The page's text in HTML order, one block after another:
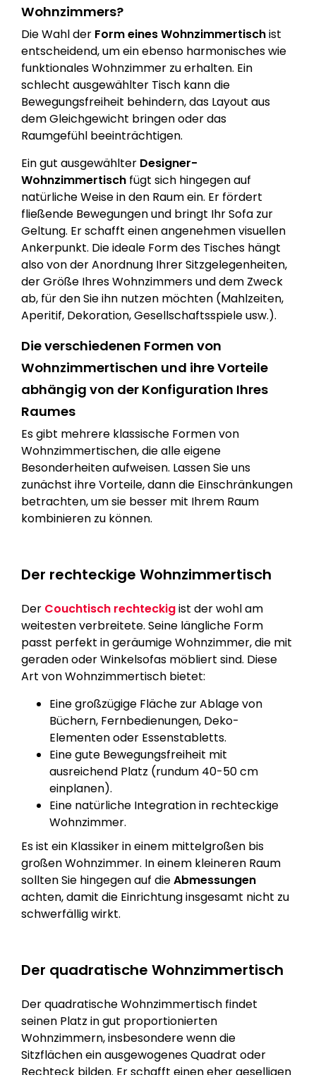
Wohnzimmers?
Die Wahl der Form eines Wohnzimmertischist
entscheidend, um ein ebenso harmonisches wie
funktionales Wohnzimmer zu erhalten. Ein
schlecht ausgewählter Tisch kann die
Bewegungsfreiheit behindern, das Layout aus
dem Gleichgewicht bringen oder das
Raumgefühl beeinträchtigen.
Ein gut ausgewählter Designer-
Wohnzimmertisch fügt sich hingegen auf
natürliche Weise in den Raum ein. Er fördert
fließende Bewegungen und bringt Ihr Sofa zur
Geltung. Er schafft einen angenehmen visuellen
Ankerpunkt. Die ideale Form des Tisches hängt
also von der Anordnung Ihrer Sitzgelegenheiten,
der Größe Ihres Wohnzimmers und dem Zweck
ab, für den Sie ihn nutzen möchten (Mahlzeiten,
Aperitif, Dekoration, Gesellschaftsspiele usw.).
Die verschiedenen Formen von
Wohnzimmertischen und ihre Vorteile
abhängig von der Konfiguration Ihres
Raumes
Es gibt mehrere klassische Formen von
Wohnzimmertischen, die alle eigene
Besonderheiten aufweisen. Lassen Sie uns
zunächst ihre Vorteile, dann die Einschränkungen
betrachten, um sie besser mit Ihrem Raum
kombinieren zu können.
Der rechteckige Wohnzimmertisch
Der Couchtisch rechteckigist der wohl am
weitesten verbreitete. Seine längliche Form
passt perfekt in geräumige Wohnzimmer, die mit
geraden oder Winkelsofas möbliert sind. Diese
Art von Wohnzimmertisch bietet:
Eine großzügige Fläche zur Ablage von
Büchern, Fernbedienungen, Deko-
Elementen oder Essenstabletts.
Eine gute Bewegungsfreiheit mit
ausreichend Platz (rundum 40-50 cm
einplanen).
Eine natürliche Integration in rechteckige
Wohnzimmer.
Es ist ein Klassiker in einem mittelgroßen bis
großen Wohnzimmer. In einem kleineren Raum
sollten Sie hingegen auf dieAbmessungen
achten, damit die Einrichtung insgesamt nicht zu
schwerfällig wirkt.
Der quadratische Wohnzimmertisch
Der quadratische Wohnzimmertisch findet
seinen Platz in gut proportionierten
Wohnzimmern, insbesondere wenn die
Sitzflächen ein ausgewogenes Quadrat oder